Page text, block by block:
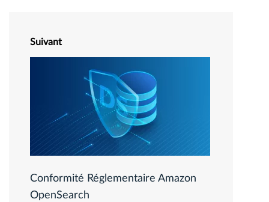
Suivant
Conformité Réglementaire Amazon
OpenSearch